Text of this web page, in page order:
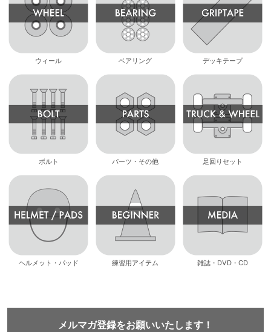
ウィール ベアリング デッキテープ
ボルト パーツ・その他 足回りセット
ヘルメット・パッド 練習用アイテム 雑誌・DVD・CD
メルマガ登録をお願いいたします！